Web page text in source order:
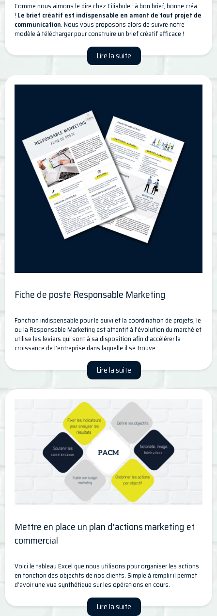
Comme nous aimons le dire chez Ciliabule : à bon brief, bonne créa
! Le brief créatif est indispensable en amont de tout projet de
communication. Nous vous proposons alors de suivre notre
modèle à télécharger pour construire un brief créatif efficace !
Lire la suite
Fiche de poste Responsable Marketing
Fonction indispensable pour le suivi et la coordination de projets, le
ou la Responsable Marketing est attentif à l’évolution du marché et
utilise les leviers qui sont à sa disposition afin d’accélérer la
croissance de l’entreprise dans laquelle il se trouve.
Lire la suite
Mettre en place un plan d'actions marketing et
commercial
Voici le tableau Excel que nous utilisons pour organiser les actions
en fonction des objectifs de nos clients. Simple à remplir il permet
d’avoir une vue synthétique sur les opérations en cours.
Lire la suite